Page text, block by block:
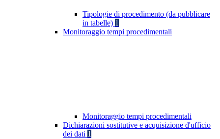
Tipologie di procedimento (da pubblicare
in tabelle) 1
Monitoraggio tempi procedimentali
Monitoraggio tempi procedimentali
Dichiarazioni sostitutive e acquisizione d'ufficio
dei dati 1